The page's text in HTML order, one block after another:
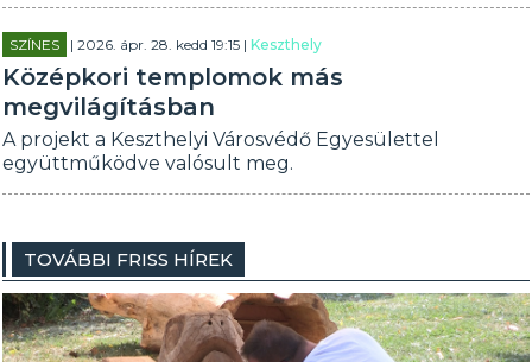
SZÍNES | 2026. ápr. 28. kedd 19:15 |Keszthely
Középkori templomok más
megvilágításban
A projekt a Keszthelyi Városvédő Egyesülettel
együttműködve valósult meg.
TOVÁBBI FRISS HÍREK